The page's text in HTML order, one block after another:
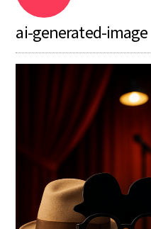
ai-generated-image